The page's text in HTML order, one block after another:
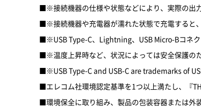
■※接続機器の仕様や状態などにより、実際の出
■※接続機器や充電器が濡れた状態で充電すると
■※USB Type-C、Lightning、USB Micro-Bコネク
■※温度上昇時など、状況によっては安全保護の
■※USB Type-C and USB-C are trademarks of
■エレコム社環境認定基準を1つ以上満たし、『
■環境保全に取り組み、製品の包装容器または外